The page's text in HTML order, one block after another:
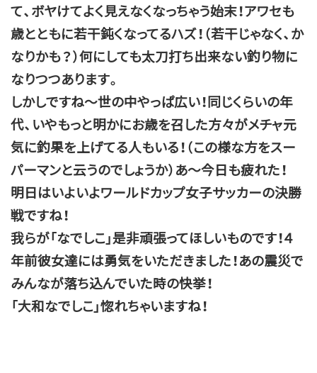
て、ボヤけてよく見えなくなっちゃう始末！アワセも
歳とともに若干鈍くなってるハズ！（若干じゃなく、か
なりかも？）何にしても太刀打ち出来ない釣り物に
なりつつあります。
しかしですね～世の中やっぱ広い！同じくらいの年
代、いやもっと明かにお歳を召した方々がメチャ元
気に釣果を上げてる人もいる！（この様な方をスー
パーマンと云うのでしょうか）あ～今日も疲れた！
明日はいよいよワールドカップ女子サッカーの決勝
戦ですね！
我らが「なでしこ」是非頑張ってほしいものです！４
年前彼女達には勇気をいただきました！あの震災で
みんなが落ち込んでいた時の快挙！
「大和なでしこ」惚れちゃいますね！